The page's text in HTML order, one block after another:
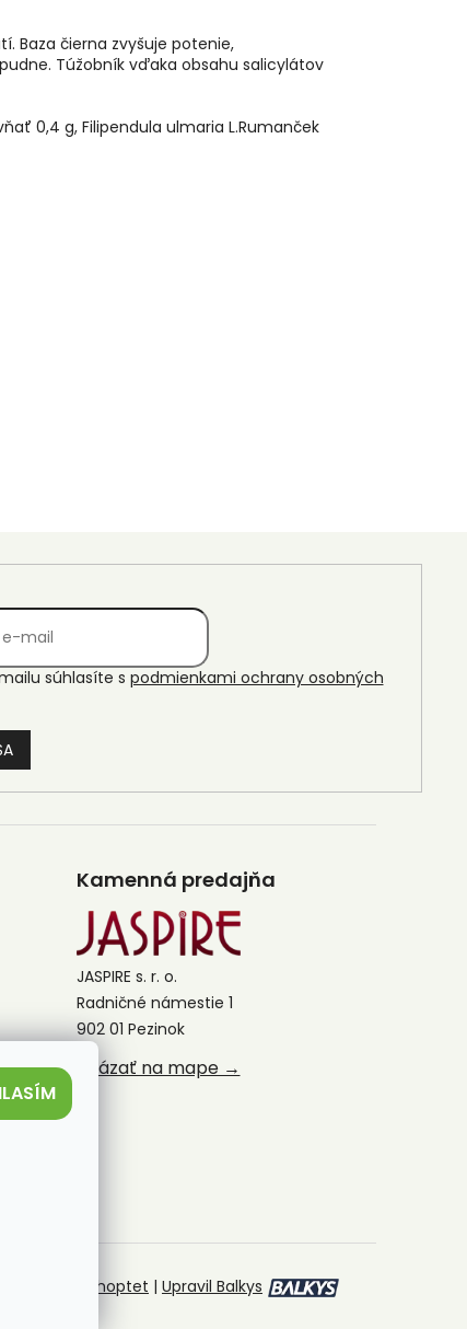
Baza čierna zvyšuje potenie,
Túžobník vďaka obsahu salicylátov
0,4 g, Filipendula ulmaria L.Rumanček
súhlasíte s podmienkami ochrany osobných
Kamenná predajňa
JASPIRE s. r. o.
Radničné námestie 1
902 01 Pezinok
Ukázať na mape →
Vytvoril Shoptet | Upravil Balkys